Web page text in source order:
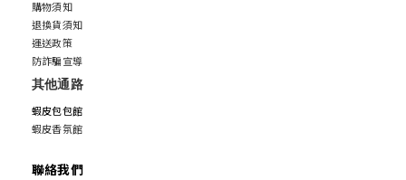
購物須知
退換貨須知
運送政策
防詐騙宣導
其他通路
蝦皮包包館
蝦皮香氛館
聯絡我們